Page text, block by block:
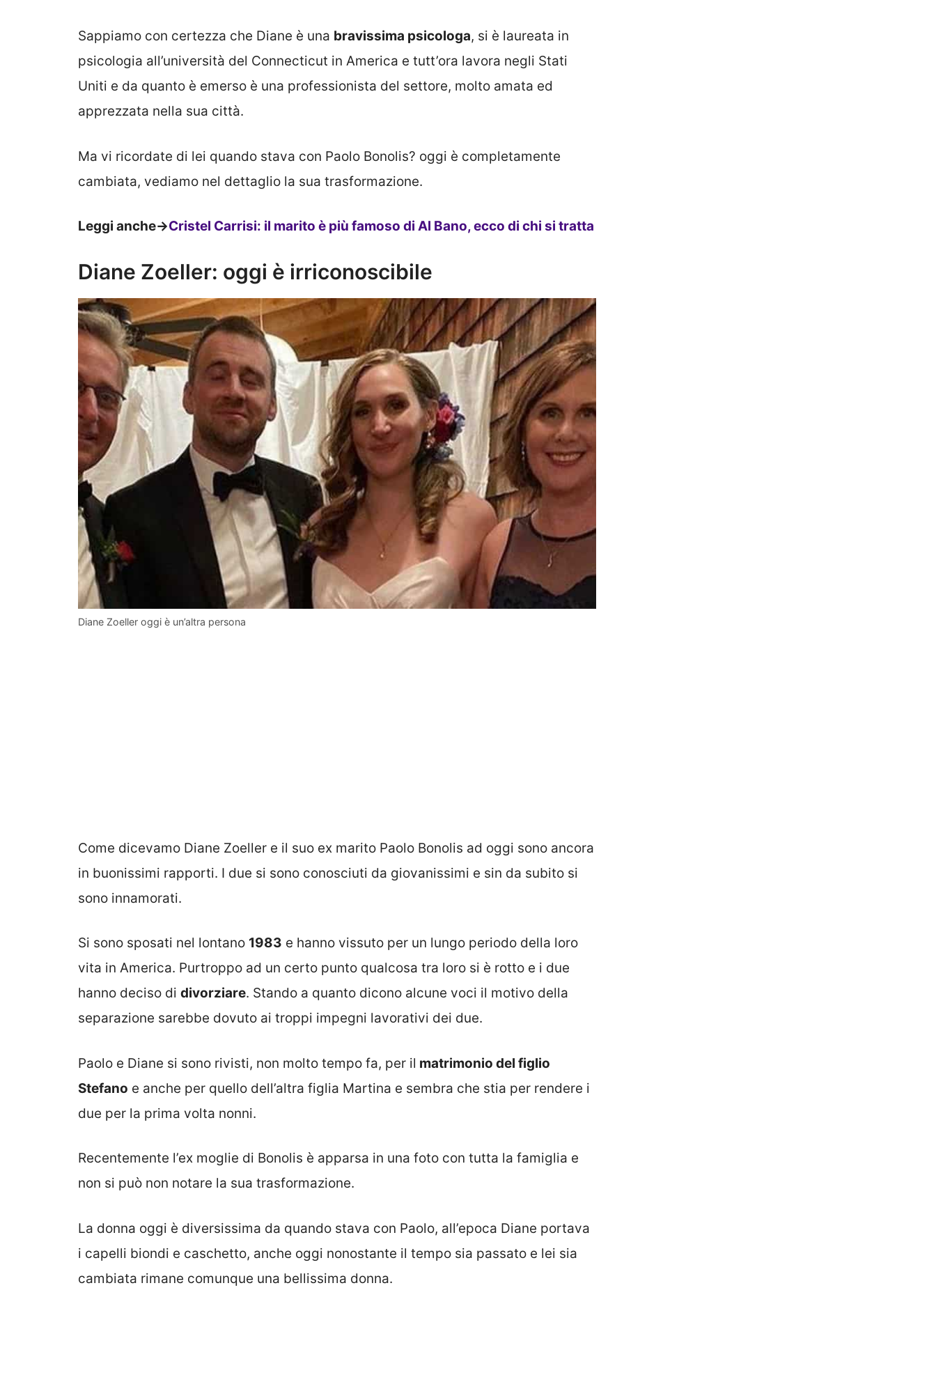
Sappiamo con certezza che Diane è una bravissima psicologa, si è laureata in
psicologia all’università del Connecticut in America e tutt’ora lavora negli Stati
Uniti e da quanto è emerso è una professionista del settore, molto amata ed
apprezzata nella sua città.
Ma vi ricordate di lei quando stava con Paolo Bonolis? oggi è completamente
cambiata, vediamo nel dettaglio la sua trasformazione.
Leggi anche->Cristel Carrisi: il marito è più famoso di Al Bano, ecco di chi si tratta
Diane Zoeller: oggi è irriconoscibile
Diane Zoeller oggi è un’altra persona
Come dicevamo Diane Zoeller e il suo ex marito Paolo Bonolis ad oggi sono ancora
in buonissimi rapporti. I due si sono conosciuti da giovanissimi e sin da subito si
sono innamorati.
Si sono sposati nel lontano 1983 e hanno vissuto per un lungo periodo della loro
vita in America. Purtroppo ad un certo punto qualcosa tra loro si è rotto e i due
hanno deciso di divorziare. Stando a quanto dicono alcune voci il motivo della
separazione sarebbe dovuto ai troppi impegni lavorativi dei due.
Paolo e Diane si sono rivisti, non molto tempo fa, per il matrimonio del figlio
Stefano e anche per quello dell’altra figlia Martina e sembra che stia per rendere i
due per la prima volta nonni.
Recentemente l’ex moglie di Bonolis è apparsa in una foto con tutta la famiglia e
non si può non notare la sua trasformazione.
La donna oggi è diversissima da quando stava con Paolo, all’epoca Diane portava
i capelli biondi e caschetto, anche oggi nonostante il tempo sia passato e lei sia
cambiata rimane comunque una bellissima donna.